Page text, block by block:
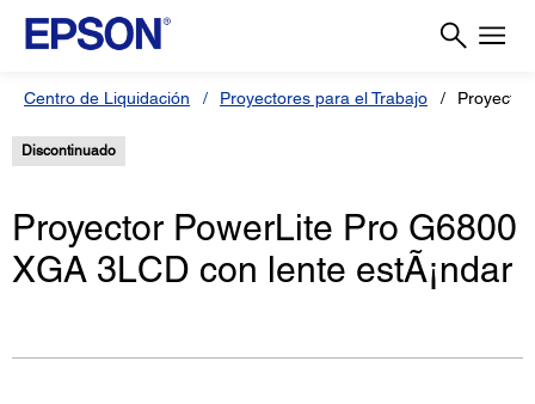
Centro de Liquidación Proyectores para el Trabajo
Discontinuado
Proyector PowerLite Pro G6800
XGA 3LCD con lente estÃ¡ndar